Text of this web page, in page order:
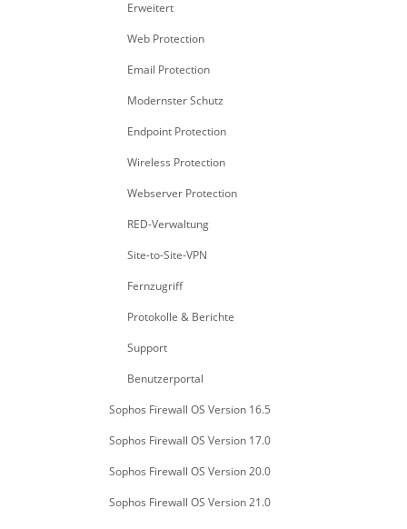
Erweitert
Web Protection
Email Protection
Modernster Schutz
Endpoint Protection
Wireless Protection
Webserver Protection
RED-Verwaltung
Site-to-Site-VPN
Fernzugriff
Protokolle & Berichte
Support
Benutzerportal
Sophos Firewall OS Version 16.5
Sophos Firewall OS Version 17.0
Sophos Firewall OS Version 20.0
Sophos Firewall OS Version 21.0